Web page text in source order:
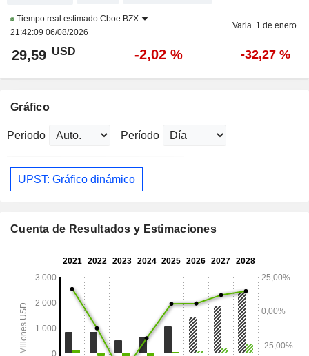
Tiempo real estimado Cboe BZX
21:42:09 06/08/2026
Varia. 1 de enero.
29,59 USD -2,02 % -32,27 %
Gráfico
Periodo Período
UPST: Gráfico dinámico
Cuenta de Resultados y Estimaciones